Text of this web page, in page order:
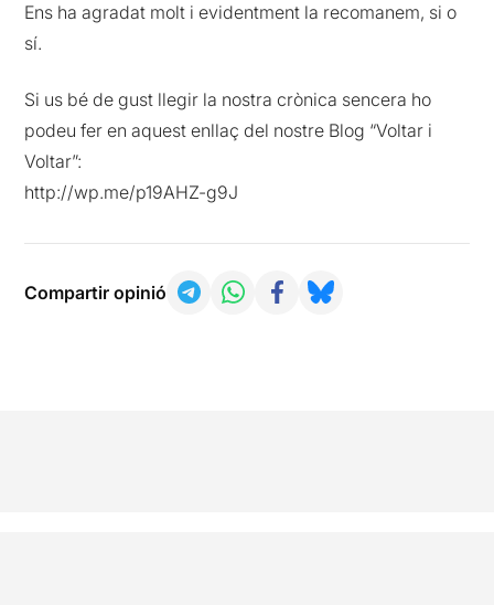
Ens ha agradat molt i evidentment la recomanem, si o
sí.
Si us bé de gust llegir la nostra crònica sencera ho
podeu fer en aquest enllaç del nostre Blog “Voltar i
Voltar”:
http://wp.me/p19AHZ-g9J
Compartir opinió